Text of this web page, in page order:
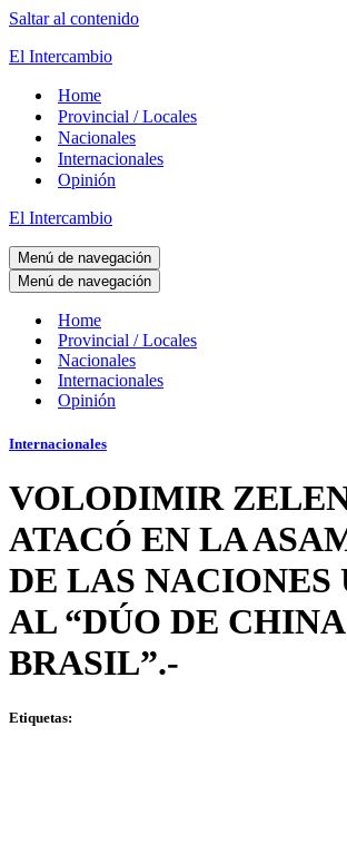
Saltar al contenido
El Intercambio
Home
Provincial / Locales
Nacionales
Internacionales
Opinión
El Intercambio
Menú de navegación
Menú de navegación
Home
Provincial / Locales
Nacionales
Internacionales
Opinión
Internacionales
VOLODIMIR
ATACÓ EN LA
DE LAS NACIONES
AL “DÚO DE
BRASIL”.-
Etiquetas: